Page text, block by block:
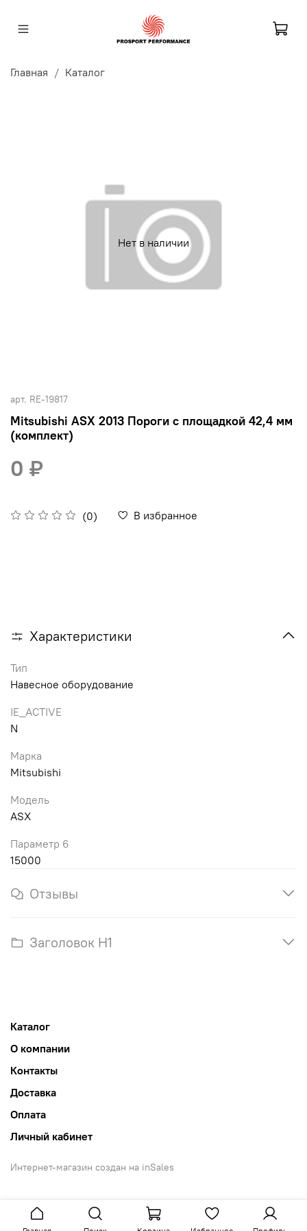
Главная Каталог
Нет в наличии
арт. RE-19817
Mitsubishi ASX 2013 Пороги с площадкой 42,4 мм
(комплект)
(0) В избранное
0 ₽
Характеристики
Тип
Навесное оборудование
IE_ACTIVE
N
Марка
Mitsubishi
Модель
ASX
Параметр 6
15000
Отзывы
Заголовок H1
Каталог
О компании
Контакты
Доставка
Оплата
Личный кабинет
Интернет-магазин создан на inSales